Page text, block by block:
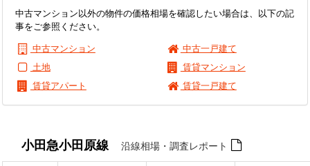
中古マンション以外の物件の価格相場を確認したい場合は、以下の記
事をご参照ください。
中古マンション
中古一戸建て
土地
賃貸マンション
賃貸アパート
賃貸一戸建て
小田急小田原線沿線相場・調査レポート